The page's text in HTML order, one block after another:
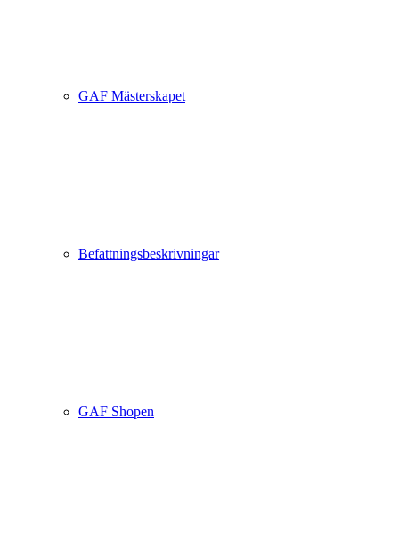
GAF Mästerskapet
Befattningsbeskrivningar
GAF Shopen